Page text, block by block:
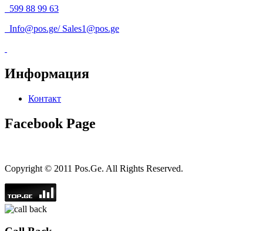
599 88 99 63
Info@pos.ge/ Sales1@pos.ge
Информация
Контакт
Facebook Page
Copyright © 2011 Pos.Ge. All Rights Reserved.